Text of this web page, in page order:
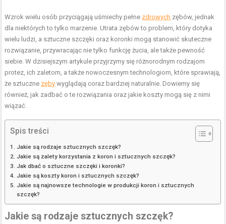
Wzrok wielu osób przyciągają uśmiechy pełne zdrowych zębów, jednak
dla niektórych to tylko marzenie. Utrata zębów to problem, który dotyka
wielu ludzi, a sztuczne szczęki oraz koronki mogą stanowić skuteczne
rozwiązanie, przywracając nie tylko funkcję żucia, ale także pewność
siebie. W dzisiejszym artykule przyjrzymy się różnorodnym rodzajom
protez, ich zaletom, a także nowoczesnym technologiom, które sprawiają,
że sztuczne zęby wyglądają coraz bardziej naturalnie. Dowiemy się
również, jak zadbać o te rozwiązania oraz jakie koszty mogą się z nimi
wiązać.
Spis treści
Jakie są rodzaje sztucznych szczęk?
Jakie są zalety korzystania z koron i sztucznych szczęk?
Jak dbać o sztuczne szczęki i koronki?
Jakie są koszty koron i sztucznych szczęk?
Jakie są najnowsze technologie w produkcji koron i sztucznych
szczęk?
Jakie są rodzaje sztucznych szczęk?